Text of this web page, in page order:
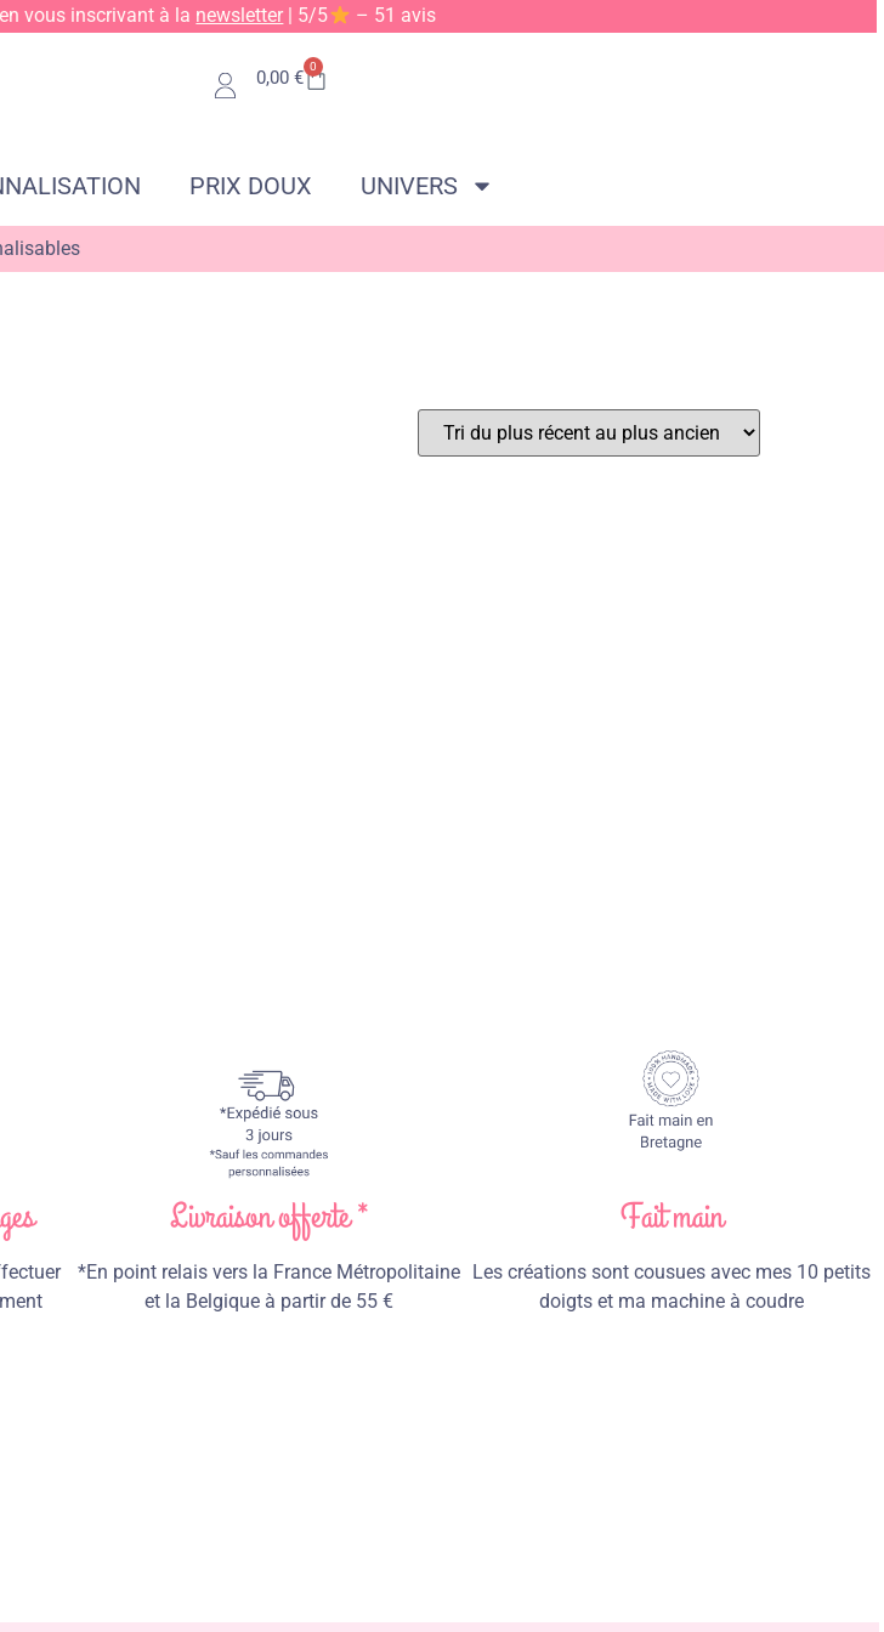
vous inscrivant à la newsletter | 5/5 – 51 avis
0,00 €
0
PRIX DOUX UNIVERS
Livraison offerte *
*En point relais vers la France Métropolitaine
et la Belgique à partir de 55 €
Fait main
Les créations sont cousues avec mes 10 petits
doigts et ma machine à coudre